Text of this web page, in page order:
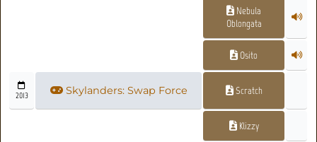
Nebula
Oblongata
Osito
2013 Skylanders: Swap Force Scratch
Klizzy